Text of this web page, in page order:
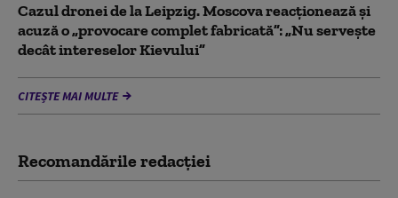
Cazul dronei de la Leipzig. Moscova reacționează și
acuză o „provocare complet fabricată”: „Nu serveşte
decât intereselor Kievului”
CITEȘTE MAI MULTE
Recomandările redacţiei